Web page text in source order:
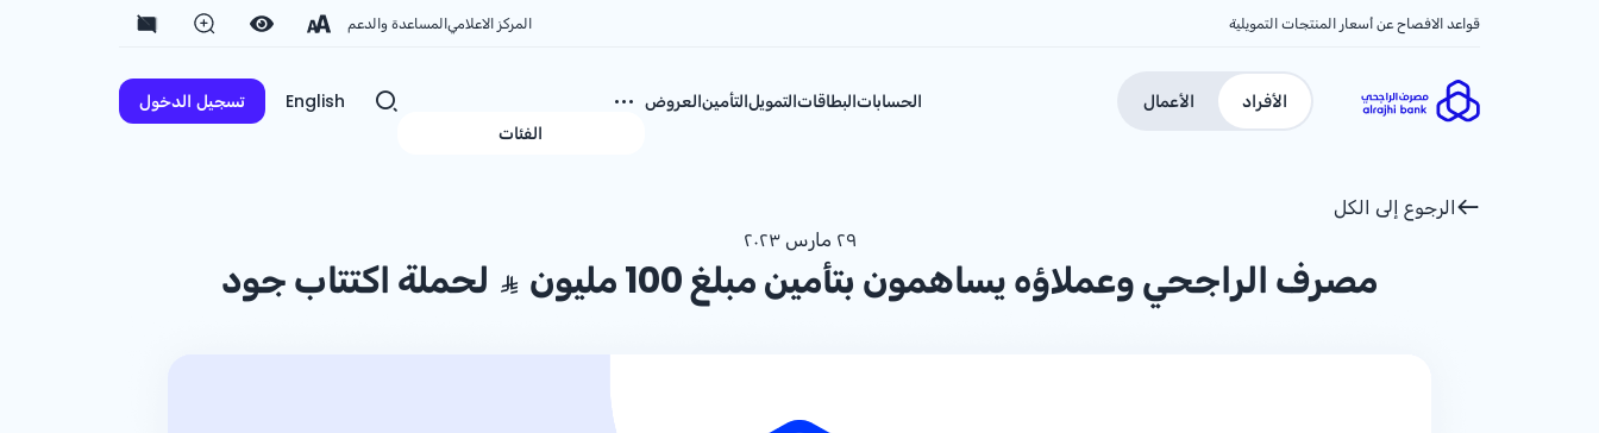
قواعد الافصاح عن أسعار المنتجات التمويلية المركز الاعلاميالمساعدة والدعم
الأفراد الأعمال الحساباتالبطاقاتالتمويلالتأمينالعروض
الفئات
English تسجيل الدخول
الرجوع إلى الكل
٢٩ مارس ٢٠٢٣
مصرف الراجحي وعملاؤه يساهمون بتأمين مبلغ 100 مليون لحملة اكتتاب جود